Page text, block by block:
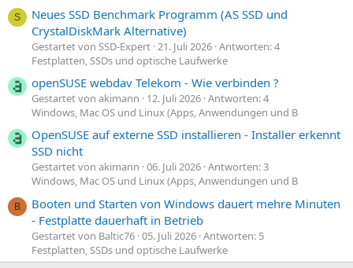
S
Neues SSD Benchmark Programm (AS SSD und
CrystalDiskMark Alternative)
Gestartet von SSD-Expert 21. Juli 2026 Antworten: 4
Festplatten, SSDs und optische Laufwerke
openSUSE webdav Telekom - Wie verbinden ?
Gestartet von akimann 12. Juli 2026 Antworten: 4
Windows, Mac OS und Linux (Apps, Anwendungen und B
OpenSUSE auf externe SSD installieren - Installer erkennt
SSD nicht
Gestartet von akimann 06. Juli 2026 Antworten: 3
Windows, Mac OS und Linux (Apps, Anwendungen und B
B
Booten und Starten von Windows dauert mehre Minuten
- Festplatte dauerhaft in Betrieb
Gestartet von Baltic76 05. Juli 2026 Antworten: 5
Festplatten, SSDs und optische Laufwerke